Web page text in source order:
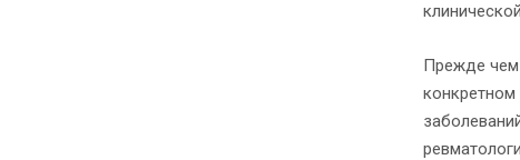
Прежде чем
конкретном